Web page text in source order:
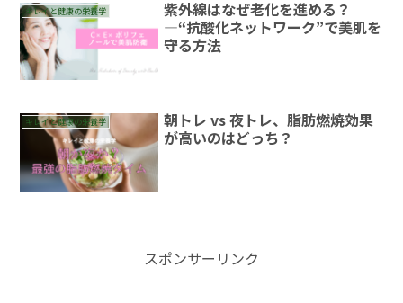
キレイと健康の栄養学
紫外線はなぜ老化を進める？
―“抗酸化ネットワーク”で美肌を
守る方法
キレイと健康の栄養学
朝トレ vs 夜トレ、脂肪燃焼効果
が高いのはどっち？
スポンサーリンク